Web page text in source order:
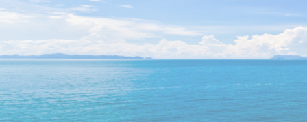
加入我们让更多的孩子
Nothing is more beautiful than the children 's smile
Join us to make more children smile
天真的笑容将再次回到
Maybe because of one of your help
Innocent smile will once again return to his face